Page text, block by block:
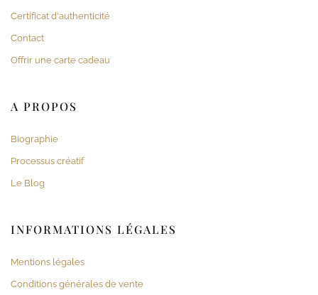
Certificat d'authenticité
Contact
Offrir une carte cadeau
A PROPOS
Biographie
Processus créatif
Le Blog
INFORMATIONS LÉGALES
Mentions légales
Conditions générales de vente